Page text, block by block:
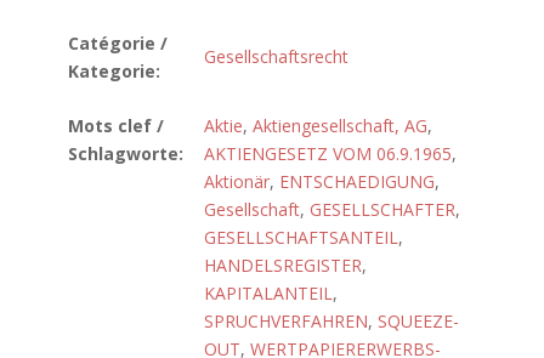
Catégorie /
Kategorie:
Gesellschaftsrecht
Mots clef /
Schlagworte:
Aktie, Aktiengesellschaft, AG,
AKTIENGESETZ VOM 06.9.1965,
Aktionär, ENTSCHAEDIGUNG,
Gesellschaft, GESELLSCHAFTER,
GESELLSCHAFTSANTEIL,
HANDELSREGISTER,
KAPITALANTEIL,
SPRUCHVERFAHREN, SQUEEZE-
OUT, WERTPAPIERERWERBS-